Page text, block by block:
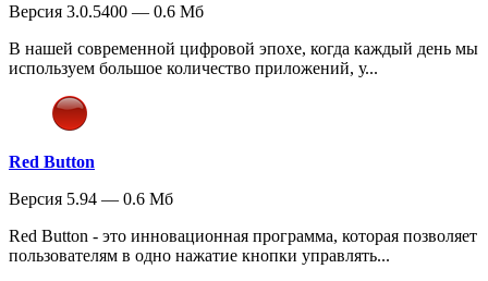
Версия 3.0.5400 — 0.6 Мб
В нашей современной цифровой эпохе, когда каждый день мы
используем большое количество приложений, у...
Red Button
Версия 5.94 — 0.6 Мб
Red Button - это инновационная программа, которая позволяет
пользователям в одно нажатие кнопки управлять...